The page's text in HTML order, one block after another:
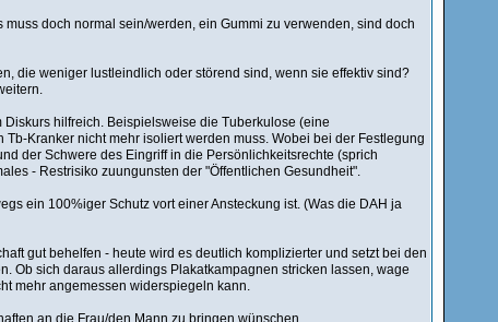
doch normal sein/werden, ein Gummi zu verwenden, sind doch
die weniger lustleindlich oder störend sind, wenn sie effektiv sind?
hilfreich. Beispielsweise die Tuberkulose (eine
Kranker nicht mehr isoliert werden muss. Wobei bei der Festlegung
der Schwere des Eingriff in die Persönlichkeitsrechte (sprich
- Restrisiko zuungunsten der "Öffentlichen Gesundheit".
ein 100%iger Schutz vort einer Ansteckung ist. (Was die DAH ja
gut behelfen - heute wird es deutlich komplizierter und setzt bei den
Ob sich daraus allerdings Plakatkampagnen stricken lassen, wage
mehr angemessen widerspiegeln kann.
an die Frau/den Mann zu bringen wünschen.